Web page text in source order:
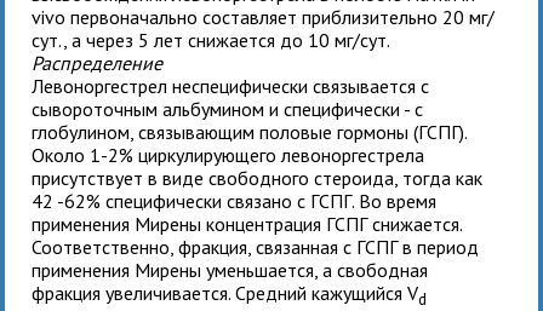
vivo первоначально составляет приблизительно 20 мг/
сут., а через 5 лет снижается до 10 мг/сут.
Распределение
Левоноргестрел неспецифически связывается с
сывороточным альбумином и специфически - с
глобулином, связывающим половые гормоны (ГСПГ).
Около 1-2% циркулирующего левоноргестрела
присутствует в виде свободного стероида, тогда как
42 -62% специфически связано с ГСПГ. Во время
применения Мирены концентрация ГСПГ снижается.
Соответственно, фракция, связанная с ГСПГ в период
применения Мирены уменьшается, а свободная
фракция увеличивается. Средний кажущийся Vd